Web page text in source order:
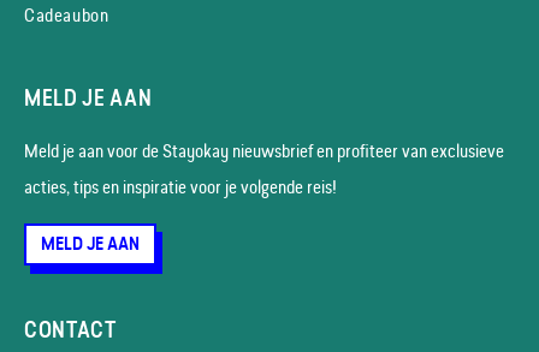
Cadeaubon
MELD JE AAN
Meld je aan voor de Stayokay nieuws­brief en profiteer van exclusieve
acties, tips en inspiratie voor je volgende reis!
MELD JE AAN
CONTACT